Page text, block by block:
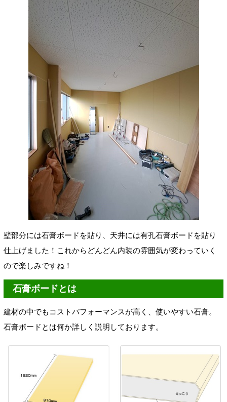
壁部分には石膏ボードを貼り、天井には有孔石膏ボードを貼り
仕上げました！これからどんどん内装の雰囲気が変わっていく
ので楽しみですね！
石膏ボードとは
建材の中でもコストパフォーマンスが高く、使いやすい石膏。
石膏ボードとは何か詳しく説明しております。